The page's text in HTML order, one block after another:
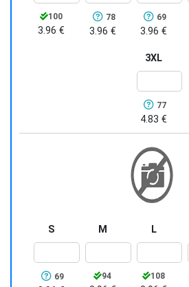
100
3.96 €
78
3.96 €
69
3.96 €
3XL
77
4.83 €
S
69
M
94
L
108